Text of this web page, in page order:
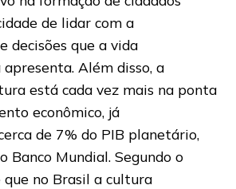
de lidar com a
decisões que a vida
Além disso, a
está cada vez mais na ponta
econômico, já
de 7% do PIB planetário,
Banco Mundial. Segundo o
que no Brasil a cultura